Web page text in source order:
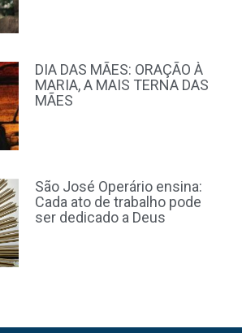
DIA DAS MÃES: ORAÇÃO À
MARIA, A MAIS TERNA DAS
MÃES
São José Operário ensina:
Cada ato de trabalho pode
ser dedicado a Deus